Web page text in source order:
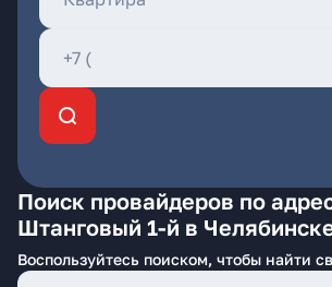
Поиск провайдеров по
Штанговый 1-й в
Воспользуйтесь поиском, чтобы найти